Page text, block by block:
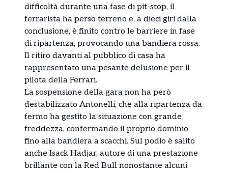
difficoltà durante una fase di pit-stop, il
ferrarista ha perso terreno e, a dieci giri dalla
conclusione, è finito contro le barriere in fase
di ripartenza, provocando una bandiera rossa.
Il ritiro davanti al pubblico di casa ha
rappresentato una pesante delusione per il
pilota della Ferrari.
La sospensione della gara non ha però
destabilizzato Antonelli, che alla ripartenza da
fermo ha gestito la situazione con grande
freddezza, confermando il proprio dominio
fino alla bandiera a scacchi. Sul podio è salito
anche Isack Hadjar, autore di una prestazione
brillante con la Red Bull nonostante alcuni